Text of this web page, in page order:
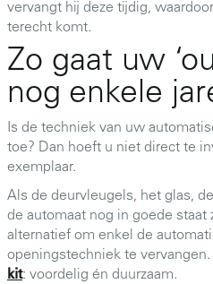
vervangt hij deze tijdig,
terecht komt.
Zo gaat uw
nog enkele
Is de techniek van uw
toe? Dan hoeft u niet direct te
exemplaar.
Als de deurvleugels, het glas,
de automaat nog in goede staat
alternatief om enkel de
openingstechniek te
kit: voordelig én duurzaam.